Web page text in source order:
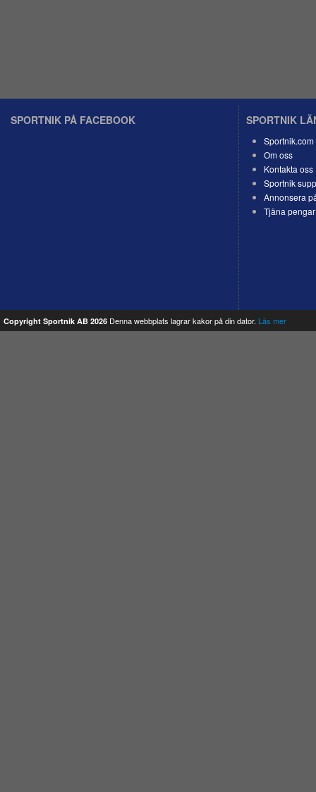
SPORTNIK PÅ FACEBOOK SPORTNIK
Sportnik.com
Om oss
Kontakta oss
Sportnik
Annonsera
Tjäna pengar
Copyright Sportnik AB 2026 Denna webbplats lagrar kakor på din dator. Läs mer